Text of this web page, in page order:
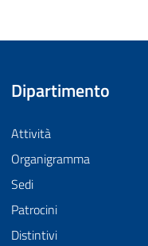
Civile
Dipartimento
Attività
Organigramma
Sedi
Patrocini
Distintivi